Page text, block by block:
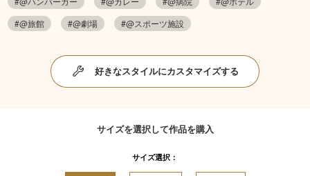
#@旅館
#@劇場 #@スポーツ施設
好きなスタイルにカスタマイズする
サイズを選択して作品を購入
サイズ選択：